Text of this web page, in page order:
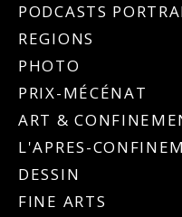
PODCASTS
REGIONS
PHOTO
PRIX-MÉCÉNAT
ART &
L'APRES-
DESSIN
FINE ARTS